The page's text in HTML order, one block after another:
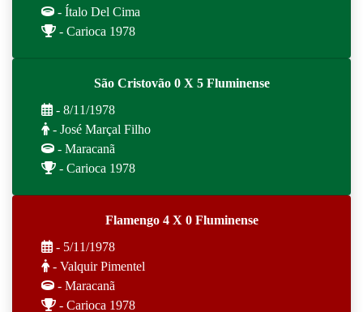
- Ítalo Del Cima
- Carioca 1978
São Cristovão 0 X 5 Fluminense
- 8/11/1978
- José Marçal Filho
- Maracanã
- Carioca 1978
Flamengo 4 X 0 Fluminense
- 5/11/1978
- Valquir Pimentel
- Maracanã
- Carioca 1978